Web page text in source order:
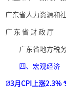
广东省人力资源和
广 东 省 财 政 厅
广东省地方税
四、宏观经济
Ø3月 CPI 上涨2.3%